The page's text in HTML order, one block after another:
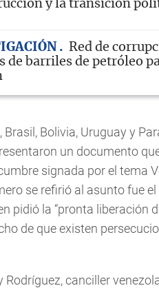
y la transición
Red de
de barriles de petróleo
Bolivia, Uruguay y
un documento
signada por el tema
se refirió al asunto fue
pidió la “pronta liberación
de que existen
Rodríguez, canciller